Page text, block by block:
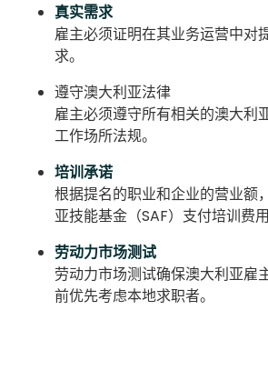
真实需求
雇主必须证明在其业务运营中对
求。
遵守澳大利亚法律
雇主必须遵守所有相关的澳大利
工作场所法规。
培训承诺
根据提名的职业和企业的营业额
亚技能基金（SAF）支付培训费用
劳动力市场测试
劳动力市场测试确保澳大利亚雇
前优先考虑本地求职者。